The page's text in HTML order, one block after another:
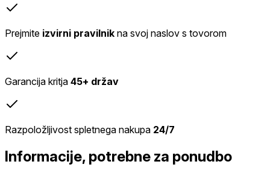
Prejmite izvirni pravilnik na svoj naslov s tovorom
Garancija kritja 45+ držav
Razpoložljivost spletnega nakupa 24/7
Informacije, potrebne za ponudbo